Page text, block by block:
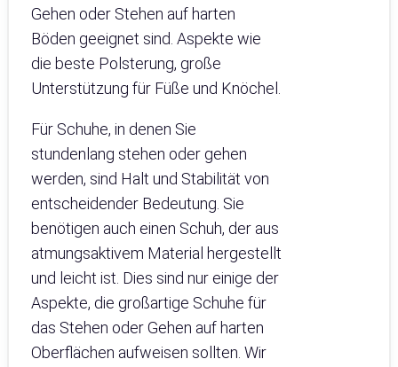
Gehen oder Stehen auf harten
Böden geeignet sind. Aspekte wie
die beste Polsterung, große
Unterstützung für Füße und Knöchel.
Für Schuhe, in denen Sie
stundenlang stehen oder gehen
werden, sind Halt und Stabilität von
entscheidender Bedeutung. Sie
benötigen auch einen Schuh, der aus
atmungsaktivem Material hergestellt
und leicht ist. Dies sind nur einige der
Aspekte, die großartige Schuhe für
das Stehen oder Gehen auf harten
Oberflächen aufweisen sollten. Wir